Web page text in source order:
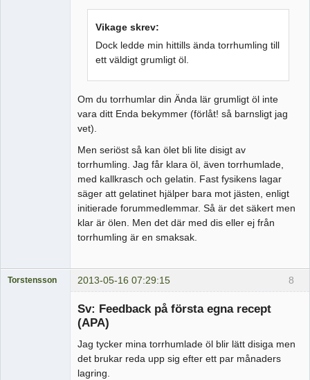
Vikage skrev:
Dock ledde min hittills ända torrhumling till
ett väldigt grumligt öl.
Om du torrhumlar din Ända lär grumligt öl inte
vara ditt Enda bekymmer (förlåt! så barnsligt jag
vet).
Men seriöst så kan ölet bli lite disigt av
torrhumling. Jag får klara öl, även torrhumlade,
med kallkrasch och gelatin. Fast fysikens lagar
säger att gelatinet hjälper bara mot jästen, enligt
initierade forummedlemmar. Så är det säkert men
klar är ölen. Men det där med dis eller ej från
torrhumling är en smaksak.
8
Torstensson 2013-05-16 07:29:15
Sv: Feedback på första egna recept
(APA)
Jag tycker mina torrhumlade öl blir lätt disiga men
det brukar reda upp sig efter ett par månaders
lagring.